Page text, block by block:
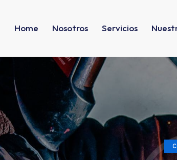
Home Nosotros Servicios